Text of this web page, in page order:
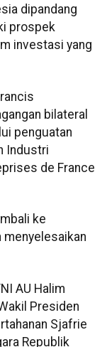
dipandang
prospek
investasi yang
bilateral
penguatan
Industri
de France
ke
menyelesaikan
AU Halim
Presiden
Sjafrie
Republik